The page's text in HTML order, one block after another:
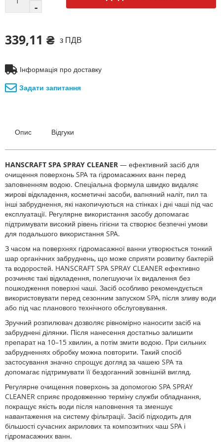
339,11 ₴ з ПДВ
Інформація про доставку
Задати запитання
Опис Відгуки
HANSCRAFT SPA SPRAY CLEANER — ефективний засіб для
очищення поверхонь SPA та гідромасажних ванн перед
заповненням водою. Спеціальна формула швидко видаляє
жирові відкладення, косметичні засоби, вапняний наліт, пил та
інші забруднення, які накопичуються на стінках і дні чаші під час
експлуатації. Регулярне використання засобу допомагає
підтримувати високий рівень гігієни та створює безпечні умови
для подальшого використання SPA.
З часом на поверхнях гідромасажної ванни утворюється тонкий
шар органічних забруднень, що може сприяти розвитку бактерій
та водоростей. HANSCRAFT SPA SPRAY CLEANER ефективно
розчиняє такі відкладення, полегшуючи їх видалення без
пошкодження поверхні чаші. Засіб особливо рекомендується
використовувати перед сезонним запуском SPA, після зливу води
або під час планового технічного обслуговування.
Зручний розпилювач дозволяє рівномірно наносити засіб на
забруднені ділянки. Після нанесення достатньо залишити
препарат на 10–15 хвилин, а потім змити водою. При сильних
забрудненнях обробку можна повторити. Такий спосіб
застосування значно спрощує догляд за чашею SPA та
допомагає підтримувати її бездоганний зовнішній вигляд.
Регулярне очищення поверхонь за допомогою SPA SPRAY
CLEANER сприяє продовженню терміну служби обладнання,
покращує якість води після наповнення та зменшує
навантаження на систему фільтрації. Засіб підходить для
більшості сучасних акрилових та композитних чаш SPA і
гідромасажних ванн.